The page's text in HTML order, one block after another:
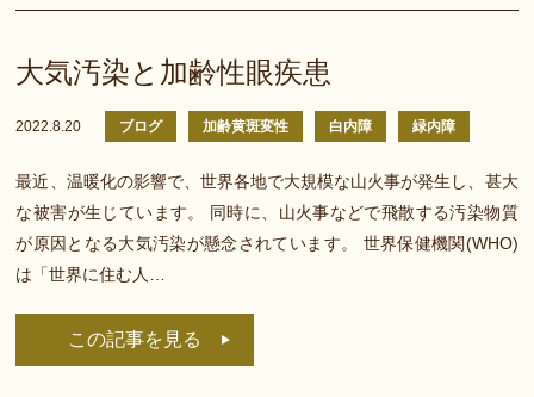
大気汚染と加齢性眼疾患
2022.8.20 ブログ 加齢黄斑変性 白内障 緑内障
最近、温暖化の影響で、世界各地で大規模な山火事が発生し、甚大
な被害が生じています。 同時に、山火事などで飛散する汚染物質
が原因となる大気汚染が懸念されています。 世界保健機関(WHO)
は「世界に住む人…
この記事を見る